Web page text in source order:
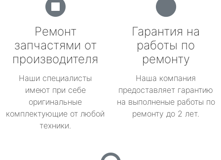
Ремонт
запчастями от
производителя
Наши специалисты
имеют при себе
оригинальные
комплектующие от любой
техники.
Гарантия на
работы по
ремонту
Наша компания
предоставляет гарантию
на выполненые работы по
ремонту до 2 лет.